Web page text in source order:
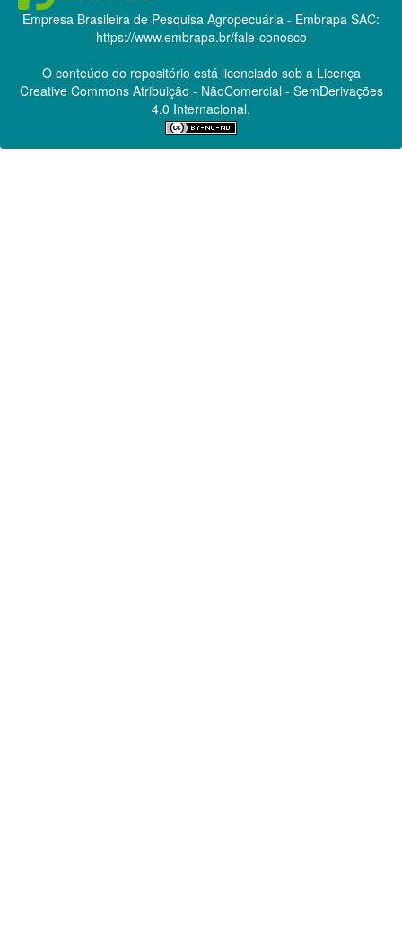
Empresa Brasileira de Pesquisa Agropecuária - Embrapa SAC:
https://www.embrapa.br/fale-conosco
O conteúdo do repositório está licenciado sob a Licença
Creative CommonsAtribuição - NãoComercial - SemDerivações
4.0 Internacional.